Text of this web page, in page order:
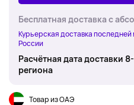
Бесплатная доставка с
Курьерская доставка
России
Расчётная дата доставки
региона
Товар из ОАЭ